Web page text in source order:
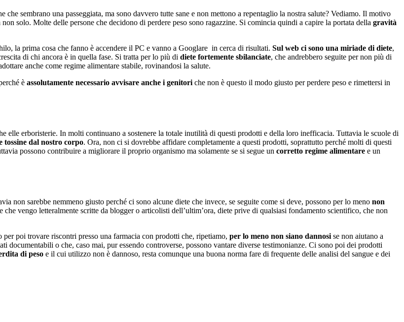
sembrano una passeggiata, ma sono davvero tutte sane e non mettono a repentaglio la nostra salute? Vediamo. Il motivo
solo. Molte delle persone che decidono di perdere peso sono ragazzine. Si comincia quindi a capire la portata della gravità
la prima cosa che fanno è accendere il PC e vanno a Googlare in cerca di risultati. Sul web ci sono una miriade di diete,
di chi ancora è in quella fase. Si tratta per lo più di diete fortemente sbilanciate, che andrebbero seguite per non più di
anche come regime alimentare stabile, rovinandosi la salute.
è assolutamente necessario avvisare anche i genitoriche non è questo il modo giusto per perdere peso e rimettersi in
elle erboristerie. In molti continuano a sostenere la totale inutilità di questi prodotti e della loro inefficacia. Tuttavia le scuole di
tossine dal nostro corpo. Ora, non ci si dovrebbe affidare completamente a questi prodotti, soprattutto perché molti di questi
possono contribuire a migliorare il proprio organismo ma solamente se si segue un corretto regime alimentare e un
non sarebbe nemmeno giusto perché ci sono alcune diete che invece, se seguite come si deve, possono per lo meno non
vengo letteralmente scritte da blogger o articolisti dell’ultim’ora, diete prive di qualsiasi fondamento scientifico, che non
poi trovare riscontri presso una farmacia con prodotti che, ripetiamo, per lo meno non siano dannosi se non aiutano a
o che, caso mai, pur essendo controverse, possono vantare diverse testimonianze. Ci sono poi dei prodotti
di peso e il cui utilizzo non è dannoso, resta comunque una buona norma fare di frequente delle analisi del sangue e dei